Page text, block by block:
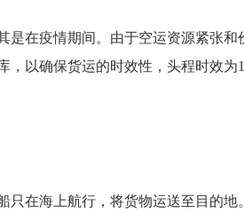
是在疫情期间。由于空运资源紧张
以确保货运的时效性，头程时效为
在海上航行，将货物运送至目的地